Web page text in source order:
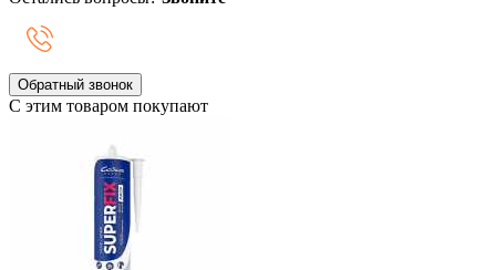
Обратный звонок
С этим товаром покупают